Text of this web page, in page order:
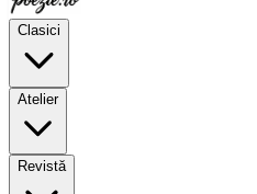
Clasici
Atelier
Revistă